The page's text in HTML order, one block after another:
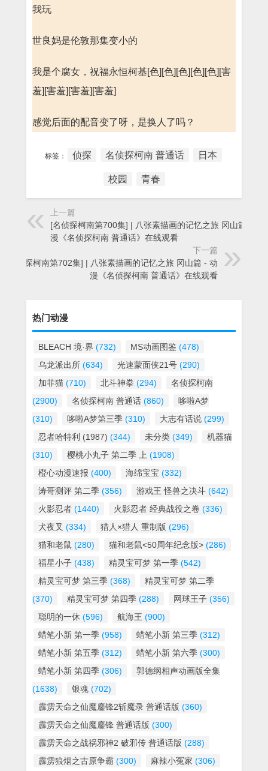
我玩
世良妈是伦敦那集变小的
我是个腐女，祝福永恒柯基[色][色][色][色][色][害
羞][害羞][害羞][害羞]
感觉后面的配音变了呀，是换人了吗？
标签： 侦探 名侦探柯南 普通话 日本
校园 青春
上一篇
[名侦探柯南第700集] | 八张素描画的记忆之旅 冈山篇 - 动
漫《名侦探柯南 普通话》在线观看
下一篇
[名侦探柯南第702集] | 八张素描画的记忆之旅 冈山篇 - 动
漫《名侦探柯南 普通话》在线观看
热门动漫
BLEACH 境·界 (732) MS动画图鉴 (478)
乌龙派出所 (634) 光速蒙面侠21号 (290)
加菲猫 (710) 北斗神拳 (294)
名侦探柯南
(2900)
名侦探柯南 普通话 (860)
哆啦A梦
(310)
哆啦A梦第三季 (310) 大志有话说 (299)
忍者哈特利 (1987) (344) 未分类 (349)
机器猫
(310)
樱桃小丸子 第二季 上 (1908)
橙心动漫速报 (400) 海绵宝宝 (332)
涛哥测评 第二季 (356) 游戏王 怪兽之决斗 (642)
火影忍者 (1440) 火影忍者 经典战役之卷 (336)
犬夜叉 (334) 猎人×猎人 重制版 (296)
猫和老鼠 (280) 猫和老鼠<50周年纪念版> (286)
福星小子 (438) 精灵宝可梦 第一季 (542)
精灵宝可梦 第三季 (368)
精灵宝可梦 第二季
(370)
精灵宝可梦 第四季 (288) 网球王子 (356)
聪明的一休 (596) 航海王 (900)
蜡笔小新 第一季 (958) 蜡笔小新 第三季 (312)
蜡笔小新 第五季 (312) 蜡笔小新 第六季 (300)
蜡笔小新 第四季 (306)
郭德纲相声动画版全集
(1638)
银魂 (702)
霹雳天命之仙魔鏖锋2斩魔录 普通话版 (360)
霹雳天命之仙魔鏖锋 普通话版 (300)
霹雳天命之战祸邪神2 破邪传 普通话版 (288)
霹雳狼烟之古原争霸 (300) 麻辣小冤家 (306)